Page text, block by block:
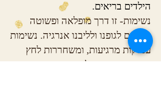
הילדים בריאים.
נשימות- זו דרך מופלאה ופשוטה
להזרים לגופנו ולליבנו אנרגיה. נשימות
עמוקות מרגיעות, ומשחררות לחץ
וחרדה. נשמו בכל יום 3 נשימות